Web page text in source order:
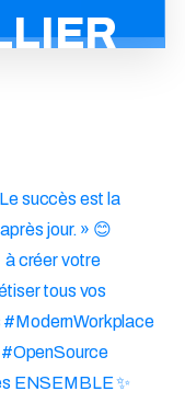
succès est la
jour. » 😊
à créer votre
tous vos
ENSEMBLE ✨